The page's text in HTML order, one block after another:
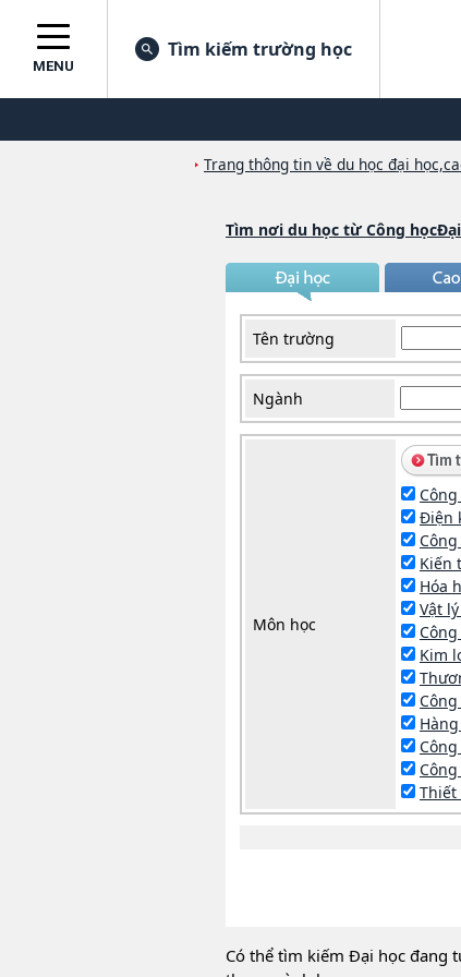
MENU
Tìm kiếm trường học
Trang thông tin về du học đại
Tìm nơi du học từ Công
Tên trường
Ngành
Môn học
Điện
Kiến
Hóa
Vật
Kim
Thiết
Có thể tìm kiếm Đại học đang